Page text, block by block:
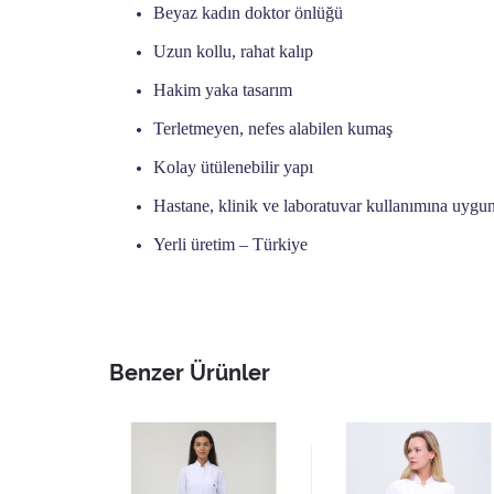
Beyaz kadın doktor önlüğü
Uzun kollu, rahat kalıp
Hakim yaka tasarım
Terletmeyen, nefes alabilen kumaş
Kolay ütülenebilir yapı
Hastane, klinik ve laboratuvar kullanımına
Yerli üretim – Türkiye
Benzer Ürünler